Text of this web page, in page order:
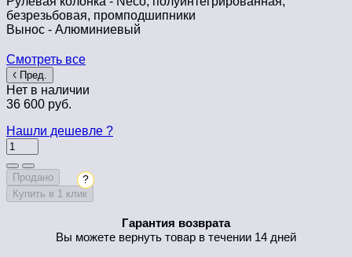
безрезьбовая, промподшипники
Вынос - Алюминиевый
Смотреть все
Пред.
Нет в наличии
36 600 руб.
Нашли дешевле ?
Продано
Купить в 1 клик
?
Гарантия возврата
Вы можете вернуть товар в течении 14 дней